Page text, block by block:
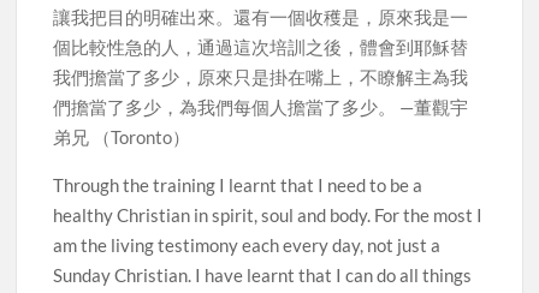
讓我把目的明確出來。還有一個收穫是，原來我是一
個比較性急的人，通過這次培訓之後，體會到耶穌替
我們擔當了多少，原來只是掛在嘴上，不瞭解主為我
們擔當了多少，為我們每個人擔當了多少。 —董觀宇
弟兄 （Toronto）
Through the training I learnt that I need to be a
healthy Christian in spirit, soul and body. For the most I
am the living testimony each every day, not just a
Sunday Christian. I have learnt that I can do all things